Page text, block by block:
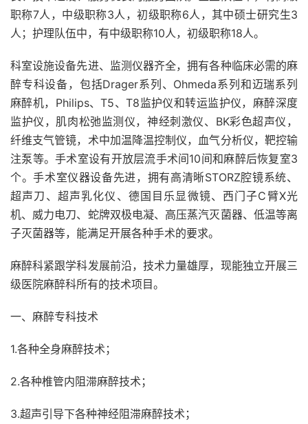
职称7人，中级职称3人，初级职称6人，其中硕士研究生3
人；护理队伍中，有中级职称10人，初级职称18人。
科室设施设备先进、监测仪器齐全，拥有各种临床必需的麻
醉专科设备，包括Drager系列、Ohmeda系列和迈瑞系列
麻醉机，Philips、T5、T8监护仪和转运监护仪，麻醉深度
监护仪，肌肉松弛监测仪，神经刺激仪、BK彩色超声仪，
纤维支气管镜，术中加温降温控制仪，血气分析仪，靶控输
注泵等。手术室设有开放层流手术间10间和麻醉后恢复室3
个。手术室仪器设备先进，拥有高清晰STORZ腔镜系统、
超声刀、超声乳化仪、德国目乐显微镜、西门子C臂X光
机、威力电刀、蛇牌双极电凝、高压蒸汽灭菌器、低温等离
子灭菌器等，能满足开展各种手术的要求。
麻醉科紧跟学科发展前沿，技术力量雄厚，现能独立开展三
级医院麻醉科所有的技术项目。
一、麻醉专科技术
1.各种全身麻醉技术；
2.各种椎管内阻滞麻醉技术；
3.超声引导下各种神经阻滞麻醉技术；